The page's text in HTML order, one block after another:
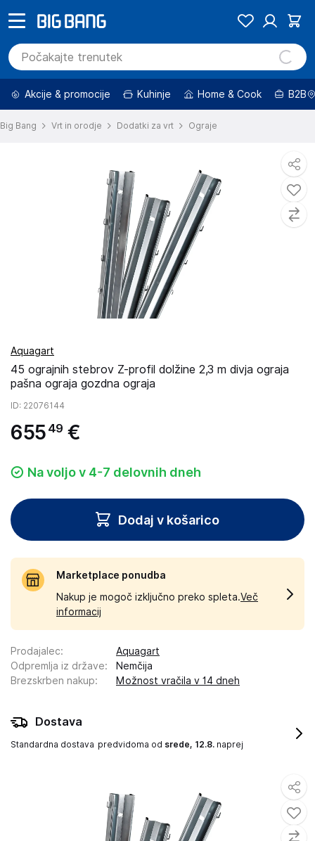
Akcije & promocije Kuhinje Home & Cook B2B
Big Bang Vrt in orodje Dodatki za vrt Ograje
Aquagart
45 ograjnih stebrov Z-profil dolžine 2,3 m divja ograja
pašna ograja gozdna ograja
ID: 22076144
655 49 €
Na voljo v 4-7 delovnih dneh
Dodaj v košarico
Marketplace ponudba
Nakup je mogoč izključno preko spleta.Več
informacij
Prodajalec:
Aquagart
Odpremlja iz države:
Nemčija
Brezskrben nakup: Možnost vračila v 14 dneh
Dostava
Standardna dostava predvidoma od srede, 12.8. naprej